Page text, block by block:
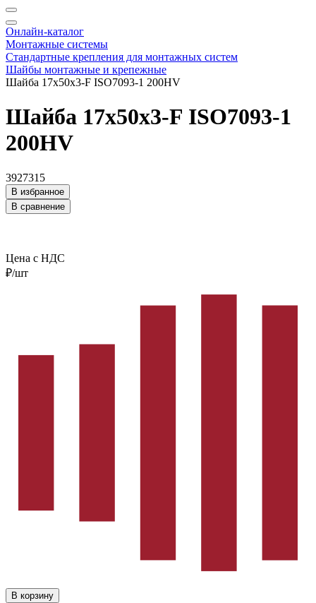
Онлайн-каталог
Монтажные системы
Стандартные крепления для монтажных систем
Шайбы монтажные и крепежные
Шайба 17x50x3-F ISO7093-1 200HV
Шайба 17x50x3-F ISO7093-1
200HV
3927315
В избранное
В сравнение
Цена с НДС
₽/шт
В корзину